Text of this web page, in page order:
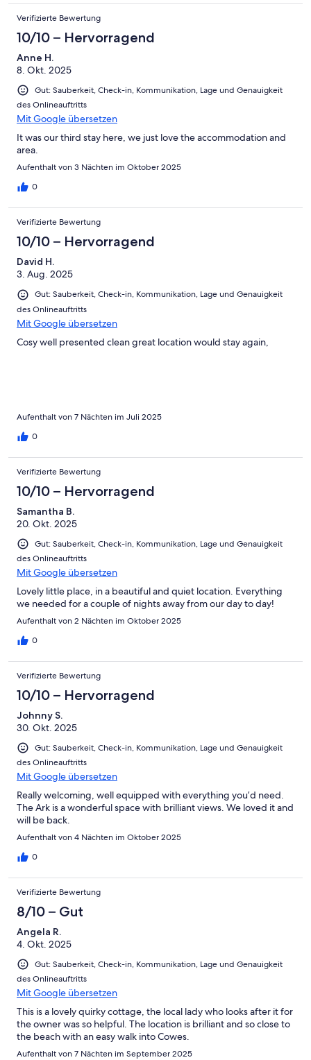
Verifizierte Bewertung
10/10 – Hervorragend
Anne H.
8. Okt. 2025
Gut: Sauberkeit, Check-in, Kommunikation, Lage und Genauigkeit
des Onlineauftritts
Mit Google übersetzen
It was our third stay here, we just love the accommodation and
area.
Aufenthalt von 3 Nächten im Oktober 2025
0
Verifizierte Bewertung
10/10 – Hervorragend
David H.
3. Aug. 2025
Gut: Sauberkeit, Check-in, Kommunikation, Lage und Genauigkeit
des Onlineauftritts
Mit Google übersetzen
Cosy well presented clean great location would stay again,
Aufenthalt von 7 Nächten im Juli 2025
0
Verifizierte Bewertung
10/10 – Hervorragend
Samantha B.
20. Okt. 2025
Gut: Sauberkeit, Check-in, Kommunikation, Lage und Genauigkeit
des Onlineauftritts
Mit Google übersetzen
Lovely little place, in a beautiful and quiet location. Everything
we needed for a couple of nights away from our day to day!
Aufenthalt von 2 Nächten im Oktober 2025
0
Verifizierte Bewertung
10/10 – Hervorragend
Johnny S.
30. Okt. 2025
Gut: Sauberkeit, Check-in, Kommunikation, Lage und Genauigkeit
des Onlineauftritts
Mit Google übersetzen
Really welcoming, well equipped with everything you’d need.
The Ark is a wonderful space with brilliant views. We loved it and
will be back.
Aufenthalt von 4 Nächten im Oktober 2025
0
Verifizierte Bewertung
8/10 – Gut
Angela R.
4. Okt. 2025
Gut: Sauberkeit, Check-in, Kommunikation, Lage und Genauigkeit
des Onlineauftritts
Mit Google übersetzen
This is a lovely quirky cottage, the local lady who looks after it for
the owner was so helpful. The location is brilliant and so close to
the beach with an easy walk into Cowes.
Aufenthalt von 7 Nächten im September 2025